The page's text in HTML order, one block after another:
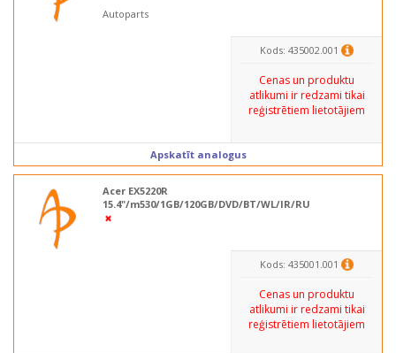
Autoparts
Kods: 435002.001
Cenas un produktu
atlikumi ir redzami tikai
reģistrētiem lietotājiem
Apskatīt analogus
Acer EX5220R
15.4"/m530/1GB/120GB/DVD/BT/WL/IR/RU
Kods: 435001.001
Cenas un produktu
atlikumi ir redzami tikai
reģistrētiem lietotājiem